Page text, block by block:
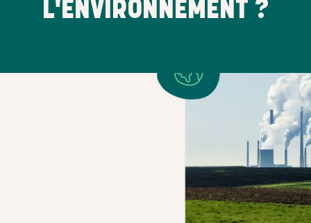
L'ENVIRONNEMENT ?